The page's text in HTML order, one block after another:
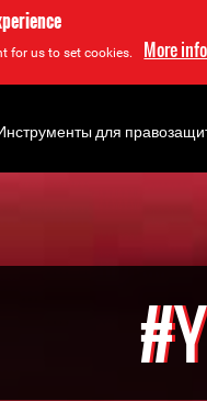
for us to set cookies. More
для